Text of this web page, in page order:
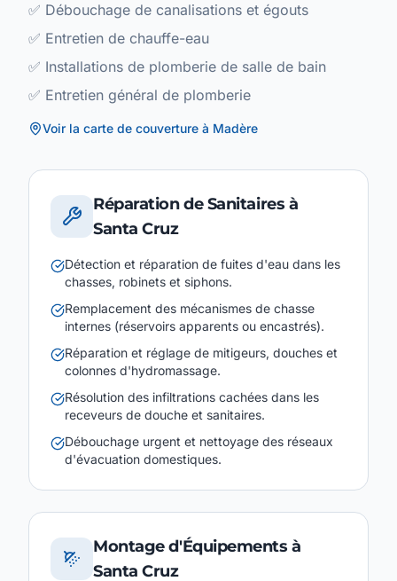
✅ Débouchage de canalisations et égouts
✅ Entretien de chauffe-eau
✅ Installations de plomberie de salle de bain
✅ Entretien général de plomberie
Voir la carte de couverture à Madère
Réparation de Sanitaires à
Santa Cruz
Détection et réparation de fuites d'eau dans les
chasses, robinets et siphons.
Remplacement des mécanismes de chasse
internes (réservoirs apparents ou encastrés).
Réparation et réglage de mitigeurs, douches et
colonnes d'hydromassage.
Résolution des infiltrations cachées dans les
receveurs de douche et sanitaires.
Débouchage urgent et nettoyage des réseaux
d'évacuation domestiques.
Montage d'Équipements à
Santa Cruz